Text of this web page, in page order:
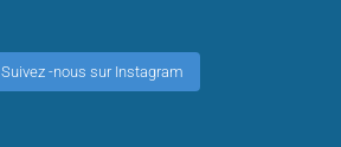
Suivez -nous sur Instagram